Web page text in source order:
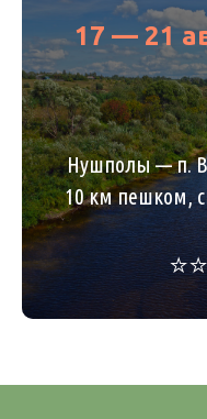
17 — 21
Нушполы — п.
10 км пешком,